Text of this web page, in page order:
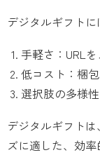
デジタルギフト
手軽さ：URL
低コスト：梱
選択肢の多様
デジタルギフト
ズに適した、効